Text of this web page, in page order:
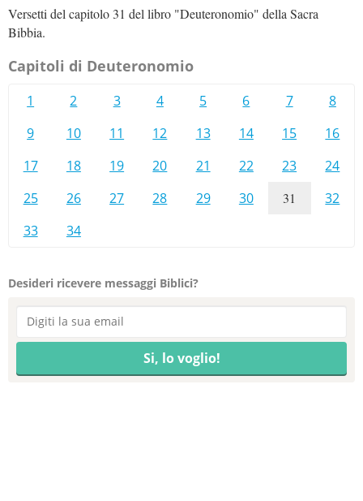
Versetti del capitolo 31 del libro "Deuteronomio" della Sacra
Bibbia.
Capitoli di Deuteronomio
1 2 3 4 5 6 7
8
9
10 11 12 13 14 15
16
17
18 19 20 21 22 23
24
25
26 27 28 29 30 31
32
33
34
Desideri ricevere messaggi Biblici?